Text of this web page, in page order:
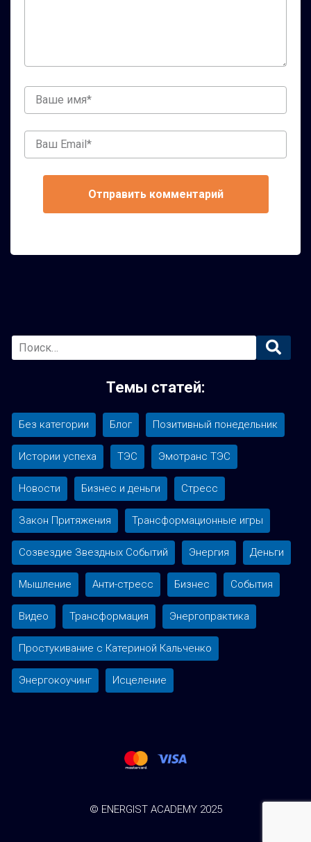
Ваше
имя
Ваш
Email
Основная
боковая
панельТемы статей:
Без категории Блог Позитивный понедельник
Истории успеха ТЭС Эмотранс ТЭС
Новости Бизнес и деньги Стресс
Закон Притяжения Трансформационные игры
Созвездие Звездных Событий Энергия Деньги
Мышление Анти-стресс Бизнес События
Видео Трансформация Энергопрактика
Простукивание с Катериной Кальченко
Энергокоучинг Исцеление
© ENERGIST ACADEMY 2025